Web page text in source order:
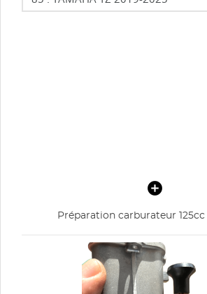
Préparation carburateur 125cc